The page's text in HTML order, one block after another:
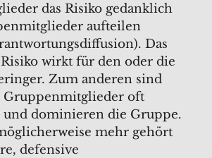
das Risiko gedanklich
aufteilen
Das
wirkt für den oder die
Zum anderen sind
Gruppenmitglieder oft
dominieren die Gruppe.
mehr gehört
defensive